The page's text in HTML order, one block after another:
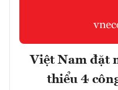
Việt Nam đặt
thiểu 4